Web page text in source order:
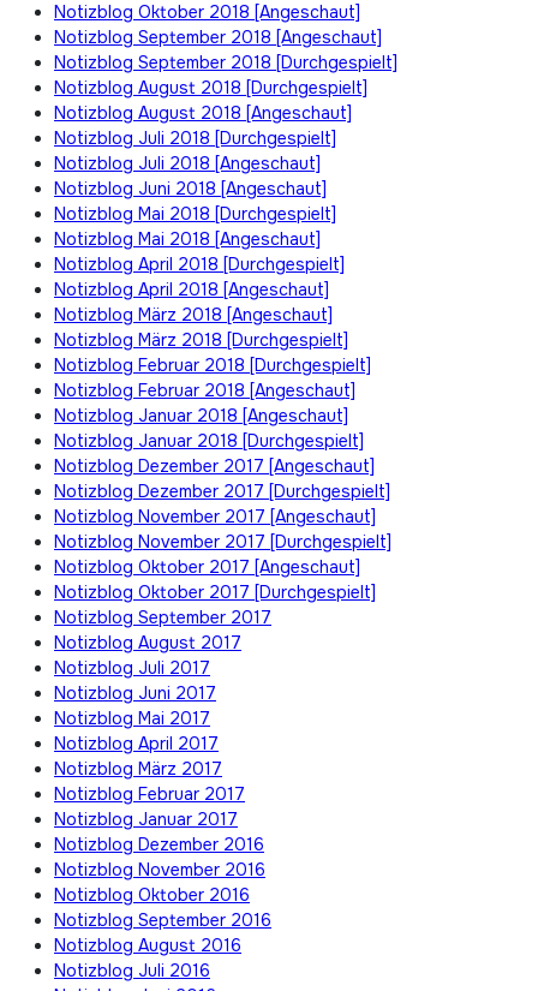
Notizblog Oktober 2018 [Angeschaut]
Notizblog September 2018 [Angeschaut]
Notizblog September 2018 [Durchgespielt]
Notizblog August 2018 [Durchgespielt]
Notizblog August 2018 [Angeschaut]
Notizblog Juli 2018 [Durchgespielt]
Notizblog Juli 2018 [Angeschaut]
Notizblog Juni 2018 [Angeschaut]
Notizblog Mai 2018 [Durchgespielt]
Notizblog Mai 2018 [Angeschaut]
Notizblog April 2018 [Durchgespielt]
Notizblog April 2018 [Angeschaut]
Notizblog März 2018 [Angeschaut]
Notizblog März 2018 [Durchgespielt]
Notizblog Februar 2018 [Durchgespielt]
Notizblog Februar 2018 [Angeschaut]
Notizblog Januar 2018 [Angeschaut]
Notizblog Januar 2018 [Durchgespielt]
Notizblog Dezember 2017 [Angeschaut]
Notizblog Dezember 2017 [Durchgespielt]
Notizblog November 2017 [Angeschaut]
Notizblog November 2017 [Durchgespielt]
Notizblog Oktober 2017 [Angeschaut]
Notizblog Oktober 2017 [Durchgespielt]
Notizblog September 2017
Notizblog August 2017
Notizblog Juli 2017
Notizblog Juni 2017
Notizblog Mai 2017
Notizblog April 2017
Notizblog März 2017
Notizblog Februar 2017
Notizblog Januar 2017
Notizblog Dezember 2016
Notizblog November 2016
Notizblog Oktober 2016
Notizblog September 2016
Notizblog August 2016
Notizblog Juli 2016